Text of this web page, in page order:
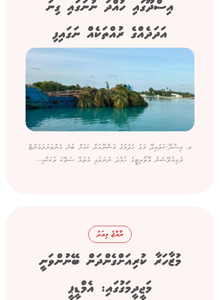
އިސްދޫގައި ހުއްދަ ނުނަގައި ގިނަ
އަދަދެއްގެ ރުއްތަކެއް ނަގައިފި
ލ. އިސްދޫ-ކަލައިދޫ މަގު ހެދުމުގެ މަޝްރޫއަށް ކަމަށް ބުނެ އެންވަޔަރަމަންޓް
ރެގިއުލޭޝަން އޮތޯރިޓީގެ ހުއްދަ ނުނަގައި އެތައް ސަތޭކަ ރުކަކާއި...
ރާއްޖެ މިއަދު
މުޒާހަރާ ކުރިއަށްގެންދަން ބޭނުންވަނީ
މަޖީދީމަގުގައި: އެމްޑީޕީ